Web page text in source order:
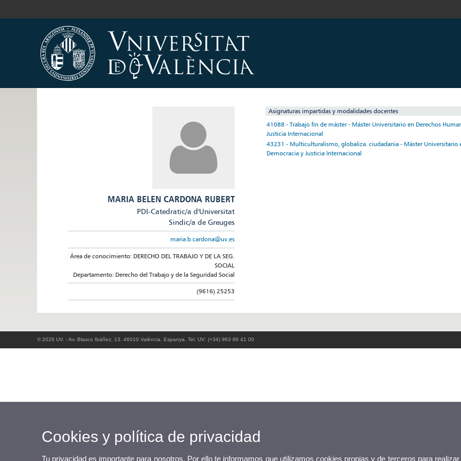
MARIA BELEN CARDONA RUBERT
PDI-Catedratic/a d'Universitat
Sindic/a de Greuges
maria.b.cardona@uv.es
Área de conocimiento: DERECHO DEL TRABAJO Y DE LA SEG.
SOCIAL
Departamento: Derecho del Trabajo y de la Seguridad Social
(9616) 25253
Asignaturas impartidas y modalidades docentes
41088 - Trabajo fin de máster - Máster Universitario en Derechos
Justicia Internacional
43231 - Multiculturalismo, globaliza. ciudadania - Máster Universitario
Democracia y Justicia Internacional
© 2026 UV. - Av. Blasco Ibáñez, 13. 46010 València. Espanya. Tel. UV: (+34) 963 86 41 00
Cookies y política de privacidad
Tu privacidad es importante para nosotros. Por ello te informamos que utilizamos cookies propias y de terceros para realizar